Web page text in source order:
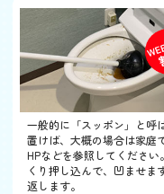
一般的に「スッポン」と呼
置けば、大概の場合は家庭
HPなどを参照してくださ
くり押し込んで、凹ませ
返します。